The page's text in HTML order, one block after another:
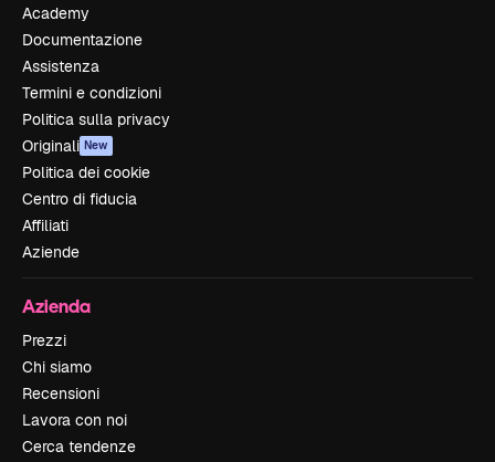
Academy
Documentazione
Assistenza
Termini e condizioni
Politica sulla privacy
Originali New
Politica dei cookie
Centro di fiducia
Affiliati
Aziende
Azienda
Prezzi
Chi siamo
Recensioni
Lavora con noi
Cerca tendenze